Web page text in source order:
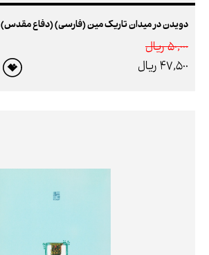
دویدن در میدان تاریک مین (فارسی) (دفاع مقدس)
50,000 ريال
47,500 ريال